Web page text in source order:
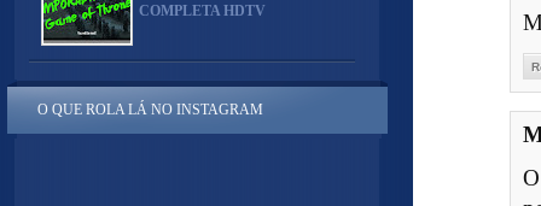
COMPLETA HDTV
O QUE ROLA LÁ NO INSTAGRAM